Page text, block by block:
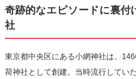
アップ！ 合格エピソードなども参
奇跡的なエピソードに裏付
社
東京都中央区にある小網神社は、
荷神社として創建。当時流行してい